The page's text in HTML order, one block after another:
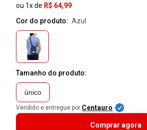
ou 1x de R$ 64,99
Cor do produto:
azul
Tamanho do produto:
único
Vendido e entregue por Centauro
Comprar agora